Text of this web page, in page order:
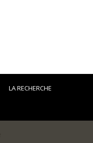
LA RECHERCHE